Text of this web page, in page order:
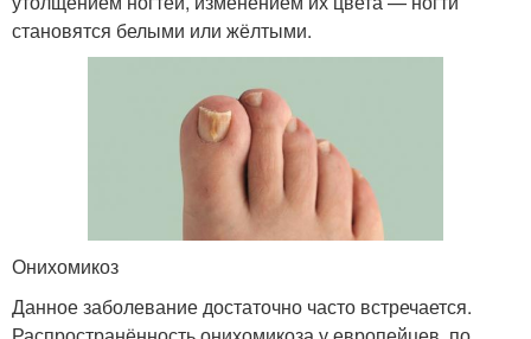
становятся белыми или жёлтыми.
Онихомикоз
Данное заболевание достаточно часто встречается.